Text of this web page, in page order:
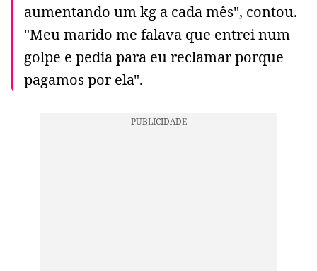
aumentando um kg a cada mês", contou.
"Meu marido me falava que entrei num
golpe e pedia para eu reclamar porque
pagamos por ela".